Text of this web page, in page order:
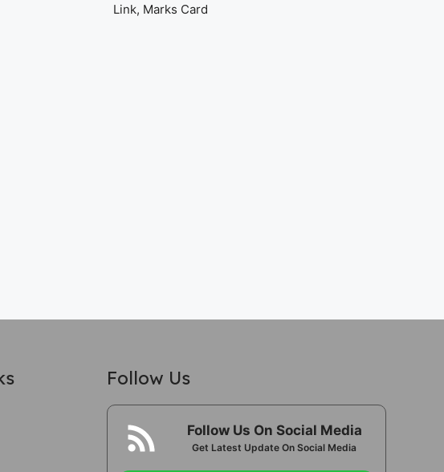
Link, Marks Card
Follow Us
Follow Us On Social Media
Get Latest Update On Social Media